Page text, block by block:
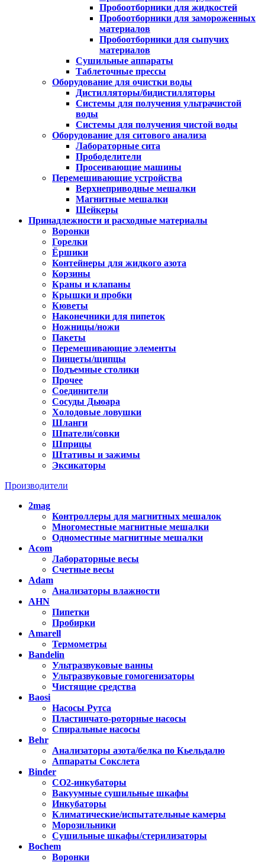
Пробоотборники для жидкостей
Пробоотборники для замороженных
материалов
Пробоотборники для сыпучих
материалов
Сушильные аппараты
Таблеточные прессы
Оборудование для очистки воды
Дистилляторы/бидистилляторы
Системы для получения ультрачистой
воды
Системы для получения чистой воды
Оборудование для ситового анализа
Лабораторные сита
Прободелители
Просеивающие машины
Перемешивающие устройства
Верхнеприводные мешалки
Магнитные мешалки
Шейкеры
Принадлежности и расходные материалы
Воронки
Горелки
Ёршики
Контейнеры для жидкого азота
Корзины
Краны и клапаны
Крышки и пробки
Кюветы
Наконечники для пипеток
Ножницы/ножи
Пакеты
Перемешивающие элементы
Пинцеты/щипцы
Подъемные столики
Прочее
Соединители
Сосуды Дьюара
Холодовые ловушки
Шланги
Шпатели/совки
Шприцы
Штативы и зажимы
Эксикаторы
Производители
2mag
Контроллеры для магнитных мешалок
Многоместные магнитные мешалки
Одноместные магнитные мешалки
Acom
Лабораторные весы
Счетные весы
Adam
Анализаторы влажности
AHN
Пипетки
Пробирки
Amarell
Термометры
Bandelin
Ультразвуковые ванны
Ультразвуковые гомогенизаторы
Чистящие средства
Baosi
Насосы Рутса
Пластинчато-роторные насосы
Спиральные насосы
Behr
Анализаторы азота/белка по Кьельдалю
Аппараты Сокслета
Binder
CO2-инкубаторы
Вакуумные сушильные шкафы
Инкубаторы
Климатические/испытательные камеры
Морозильники
Сушильные шкафы/стерилизаторы
Bochem
Воронки